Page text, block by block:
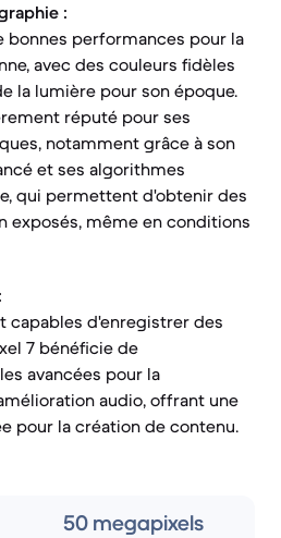
:
bonnes performances pour la
avec des couleurs fidèles
la lumière pour son époque.
réputé pour ses
notamment grâce à son
et ses algorithmes
qui permettent d'obtenir des
exposés, même en conditions
capables d'enregistrer des
7 bénéficie de
avancées pour la
audio, offrant une
pour la création de contenu.
50 megapixels